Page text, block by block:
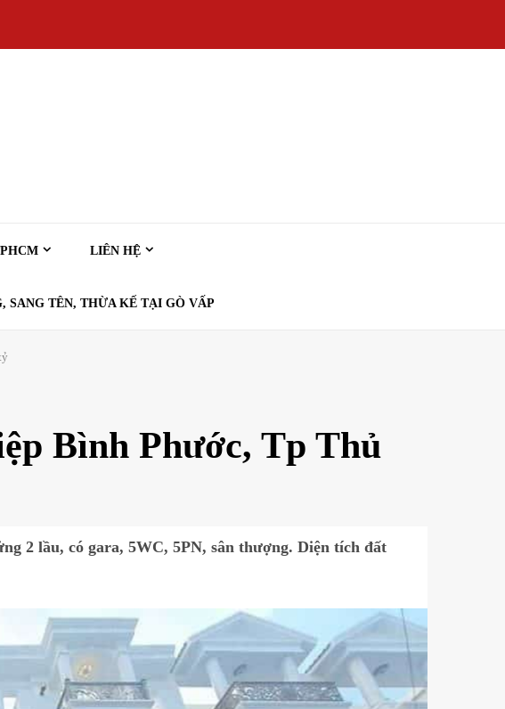
LIÊN HỆ
SANG TÊN, THỪA KẾ TẠI GÒ VẤP
Bình Phước, Tp Thủ
2 lầu, có gara, 5WC, 5PN, sân thượng. Diện tích đất